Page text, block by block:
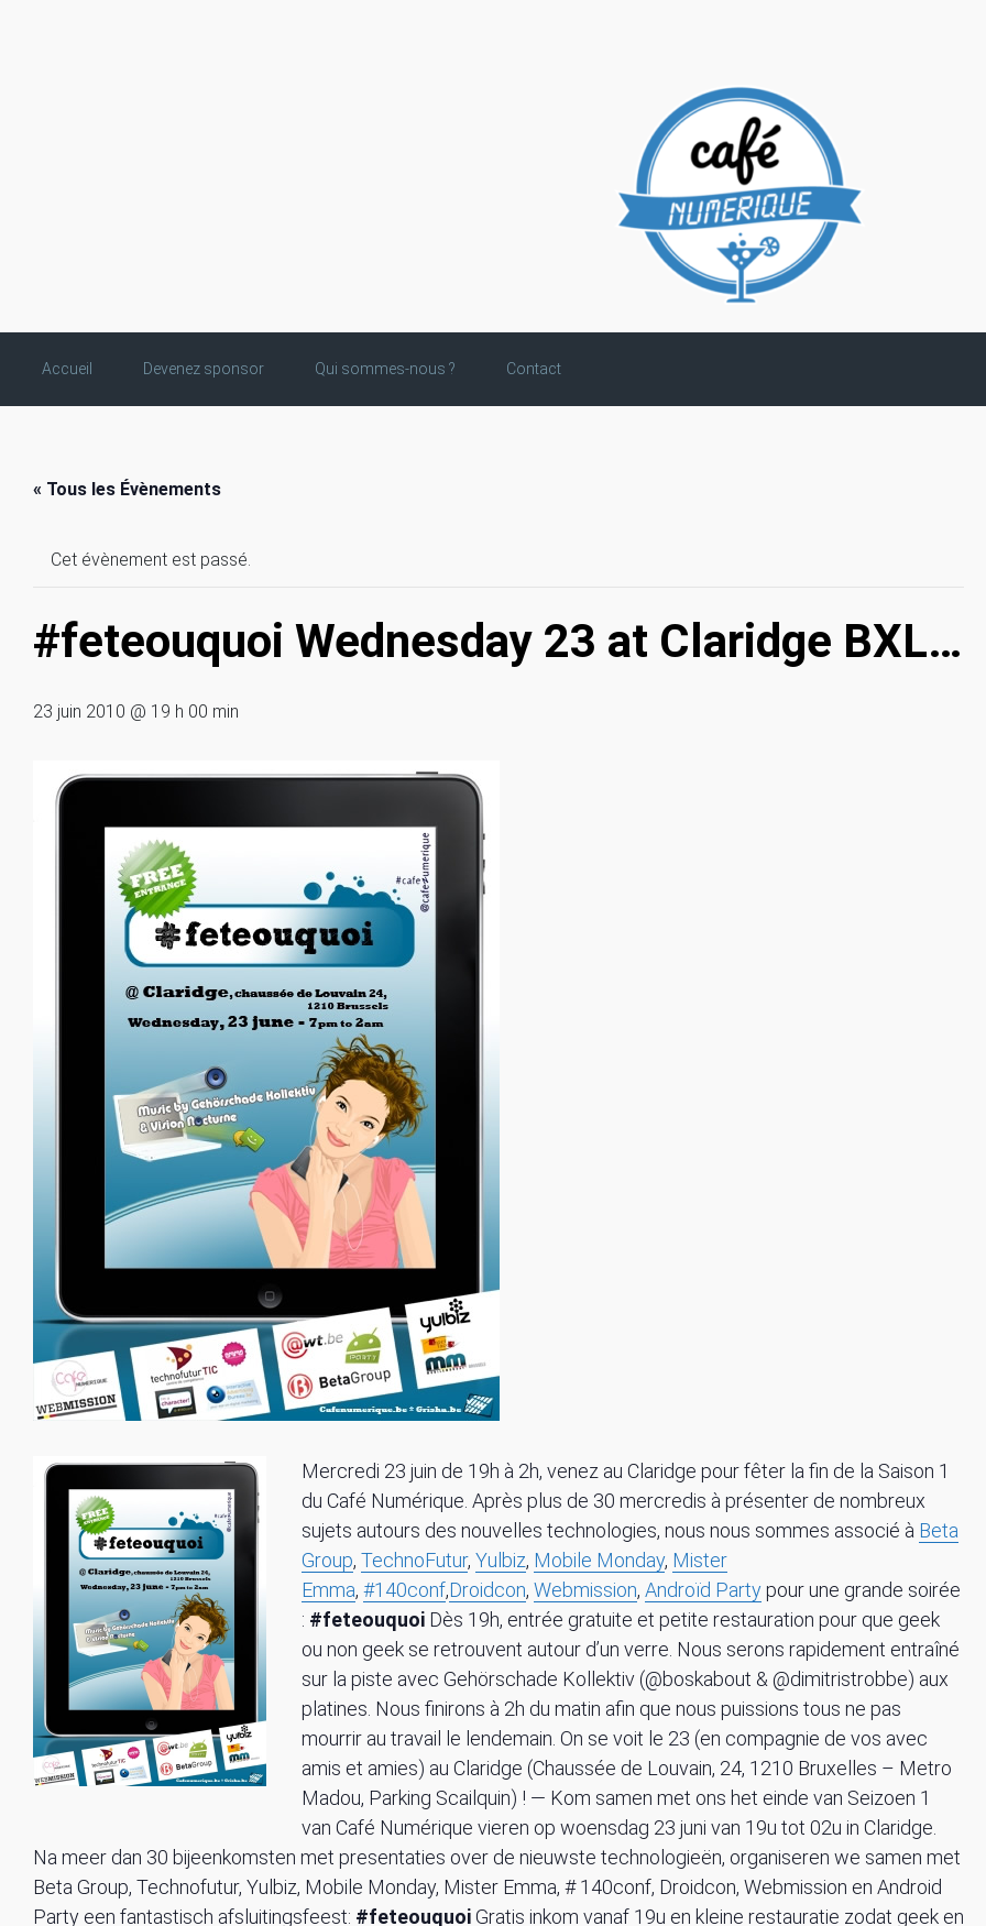
Accueil Devenez sponsor Qui sommes-nous ? Contact
« Tous les Évènements
Cet évènement est passé.
#feteouquoi Wednesday 23 at Claridge BXL…
23 juin 2010 @ 19 h 00 min
Mercredi 23 juin de 19h à 2h, venez au Claridge pour fêter la fin de la Saison 1
du Café Numérique. Après plus de 30 mercredis à présenter de nombreux
sujets autours des nouvelles technologies, nous nous sommes associé à Beta
Group, TechnoFutur, Yulbiz, Mobile Monday, Mister
Emma, #140conf,Droidcon, Webmission, Androïd Partypour une grande soirée
: #feteouquoi Dès 19h, entrée gratuite et petite restauration pour que geek
ou non geek se retrouvent autour d’un verre. Nous serons rapidement entraîné
sur la piste avec Gehörschade Kollektiv (@boskabout & @dimitristrobbe) aux
platines. Nous finirons à 2h du matin afin que nous puissions tous ne pas
mourrir au travail le lendemain. On se voit le 23 (en compagnie de vos avec
amis et amies) au Claridge (Chaussée de Louvain, 24, 1210 Bruxelles – Metro
Madou, Parking Scailquin) ! — Kom samen met ons het einde van Seizoen 1
van Café Numérique vieren op woensdag 23 juni van 19u tot 02u in Claridge.
Na meer dan 30 bijeenkomsten met presentaties over de nieuwste technologieën, organiseren we samen met
Beta Group, Technofutur, Yulbiz, Mobile Monday, Mister Emma, # 140conf, Droidcon, Webmission en Android
Party een fantastisch afsluitingsfeest: #feteouquoiGratis inkom vanaf 19u en kleine restauratie zodat geek en